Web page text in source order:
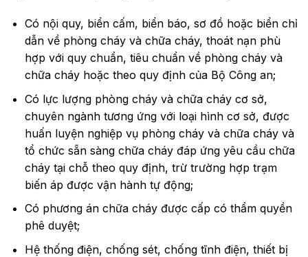
Có nội quy, biển cấm, biển báo, sơ đồ hoặc biển chỉ
dẫn về phòng cháy và chữa cháy, thoát nạn phù
hợp với quy chuẩn, tiêu chuẩn về phòng cháy và
chữa cháy hoặc theo quy định của Bộ Công an;
Có lực lượng phòng cháy và chữa cháy cơ sở,
chuyên ngành tương ứng với loại hình cơ sở, được
huấn luyện nghiệp vụ phòng cháy và chữa cháy và
tổ chức sẵn sàng chữa cháy đáp ứng yêu cầu chữa
cháy tại chỗ theo quy định, trừ trường hợp trạm
biến áp được vận hành tự động;
Có phương án chữa cháy được cấp có thẩm quyền
phê duyệt;
Hệ thống điện, chống sét, chống tĩnh điện, thiết bị